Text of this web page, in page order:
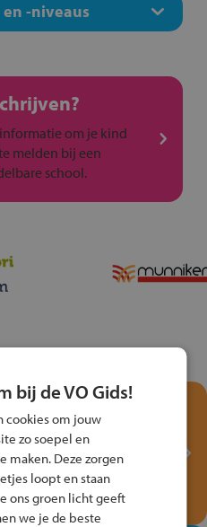
-niveaus
om je kind
melden bij een
school.
kennis met het
Veilig Verkeersspel
Cortina-fiets!
bij de VO Gids!
cookies om jouw
zo soepel en
maken. Deze zorgen
loopt en staan
ons groen licht geeft
we je de beste